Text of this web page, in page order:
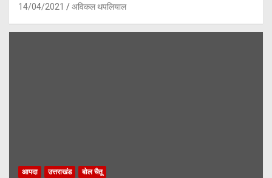
14/04/2021 अविकल थपलियाल
आपदा उत्तराखंड बोल चैतू